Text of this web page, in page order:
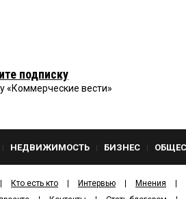
подписку
«Коммерческие вести»
НЕДВИЖИМОСТЬ БИЗНЕС
Кто есть кто Интервью Мнения